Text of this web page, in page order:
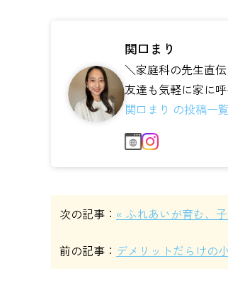
関口まり
＼家庭科の先生直
友達も気軽に家に
関口まり の投稿一
次の記事： « ふれあいが育む、
前の記事： デメリットだらけの